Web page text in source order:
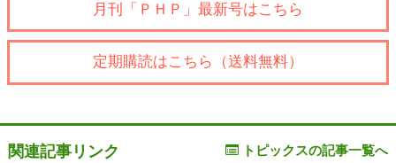
月刊「ＰＨＰ」最新号はこちら
定期購読はこちら（送料無料）
関連記事リンク トピックスの記事一覧へ